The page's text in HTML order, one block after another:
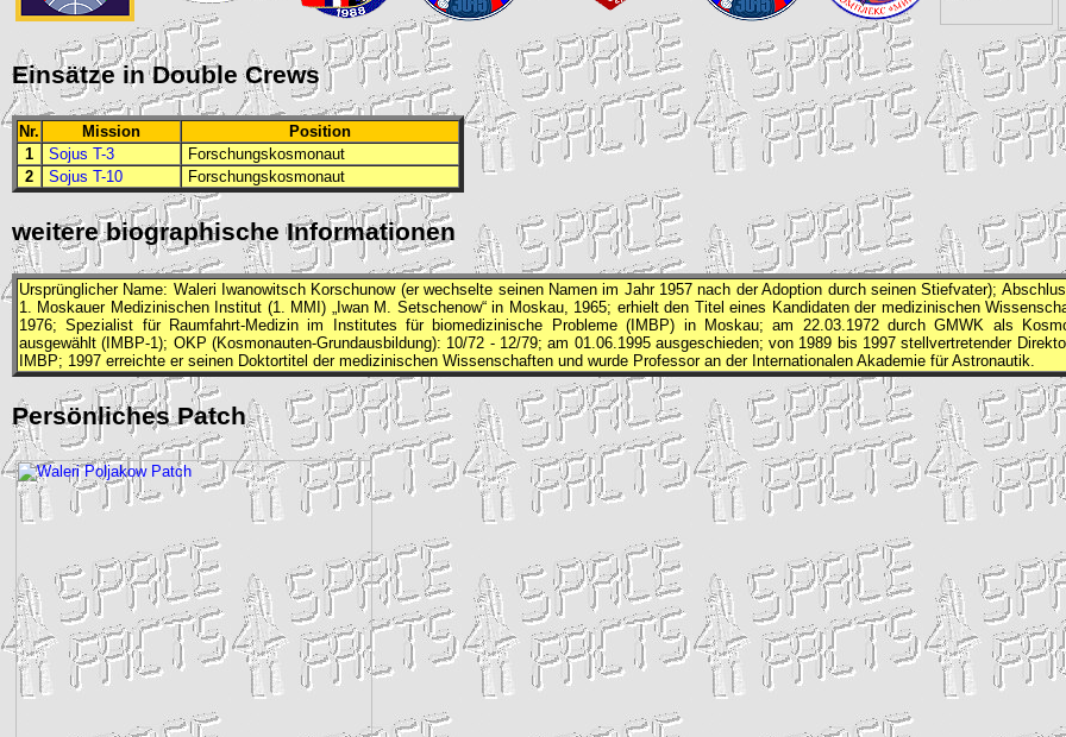
Einsätze in Double Crews
Nr. Mission
Position
1
Sojus T-3
Forschungskosmonaut
2
Sojus T-10 Forschungskosmonaut
weitere biographische Informationen
Ursprünglicher Name: Waleri Iwanowitsch Korschunow (er wechselte seinen Namen im Jahr 1957 nach der Adoption durch seinen Stiefvater);
1. Moskauer Medizinischen Institut (1. MMI) „Iwan M. Setschenow“ in Moskau, 1965; erhielt den Titel eines Kandidaten der medizinischen
1976; Spezialist für Raumfahrt-Medizin im Institutes für biomedizinische Probleme (IMBP) in Moskau; am 22.03.1972 durchGMWK als
ausgewählt (IMBP-1); OKP (Kosmonauten-Grundausbildung): 10/72 - 12/79; am 01.06.1995 ausgeschieden; von 1989 bis 1997 stellvertretender
IMBP; 1997 erreichte er seinen Doktortitel der medizinischen Wissenschaften und wurde Professor an der Internationalen Akademie für Astronautik.
Persönliches Patch